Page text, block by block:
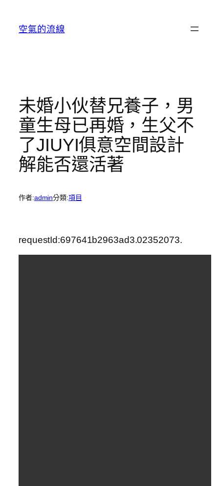
空氣的流線
未婚小伙替兄養子，男
童生母已再婚，生父不
了JIUYI俱意空間設計
解能否還活著
作者:admin分類:項目
requestId:697641b2963ad3.02352073.